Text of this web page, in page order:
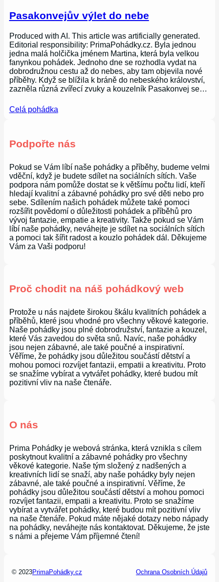
Pasakonvejův výlet do nebe
Produced with AI. This article was artificially generated.
Editorial responsibility: PrimaPohádky.cz. Byla jednou
jedna malá holčička jménem Martina, která byla velkou
fanynkou pohádek. Jednoho dne se rozhodla vydat na
dobrodružnou cestu až do nebes, aby tam objevila nové
příběhy. Když se blížila k bráně do nebeského království,
zazněla různá zvířecí zvuky a kouzelník Pasakonvej se…
Celá pohádka
Podpořte nás
Pokud se Vám líbí naše pohádky a příběhy, budeme velmi
vděční, když je budete sdílet na sociálních sítích. Vaše
podpora nám pomůže dostat se k většímu počtu lidí, kteří
hledají kvalitní a zábavné pohádky pro své děti nebo pro
sebe. Sdílením našich pohádek můžete také pomoci
rozšířit povědomí o důležitosti pohádek a příběhů pro
vývoj fantazie, empatie a kreativity. Takže pokud se Vám
líbí naše pohádky, neváhejte je sdílet na sociálních sítích
a pomoci tak šířit radost a kouzlo pohádek dál. Děkujeme
Vám za Vaši podporu!
Proč chodit na náš pohádkový web
Protože u nás najdete širokou škálu kvalitních pohádek a
příběhů, které jsou vhodné pro všechny věkové kategorie.
Naše pohádky jsou plné dobrodružství, fantazie a kouzel,
které Vás zavedou do světa snů. Navíc, naše pohádky
jsou nejen zábavné, ale také poučné a inspirativní.
Věříme, že pohádky jsou důležitou součástí dětství a
mohou pomoci rozvíjet fantazii, empatii a kreativitu. Proto
se snažíme vybírat a vytvářet pohádky, které budou mít
pozitivní vliv na naše čtenáře.
O nás
Prima Pohádky je webová stránka, která vznikla s cílem
poskytnout kvalitní a zábavné pohádky pro všechny
věkové kategorie. Naše tým složený z nadšených a
kreativních lidí se snaží, aby naše pohádky byly nejen
zábavné, ale také poučné a inspirativní. Věříme, že
pohádky jsou důležitou součástí dětství a mohou pomoci
rozvíjet fantazii, empatii a kreativitu. Proto se snažíme
vybírat a vytvářet pohádky, které budou mít pozitivní vliv
na naše čtenáře. Pokud máte nějaké dotazy nebo nápady
na pohádky, neváhejte nás kontaktovat. Děkujeme, že jste
s námi a přejeme Vám příjemné čtení!
© 2023PrimaPohádky.cz Ochrana Osobních Údajů